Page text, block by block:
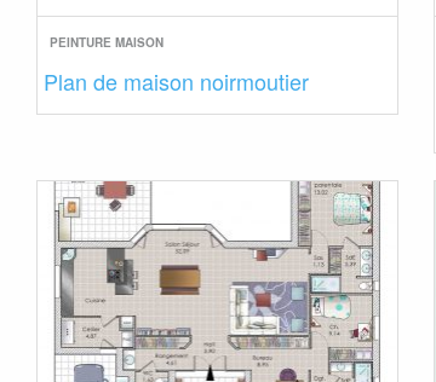
PEINTURE MAISON
Plan de maison noirmoutier